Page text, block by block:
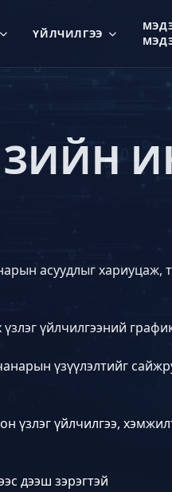
ҮЙЛЧИЛГЭЭ
асуудлыг
үйлчилгээний
үзүүлэлтийг
үзлэг үйлчилгээ,
дээш зэрэгтэй